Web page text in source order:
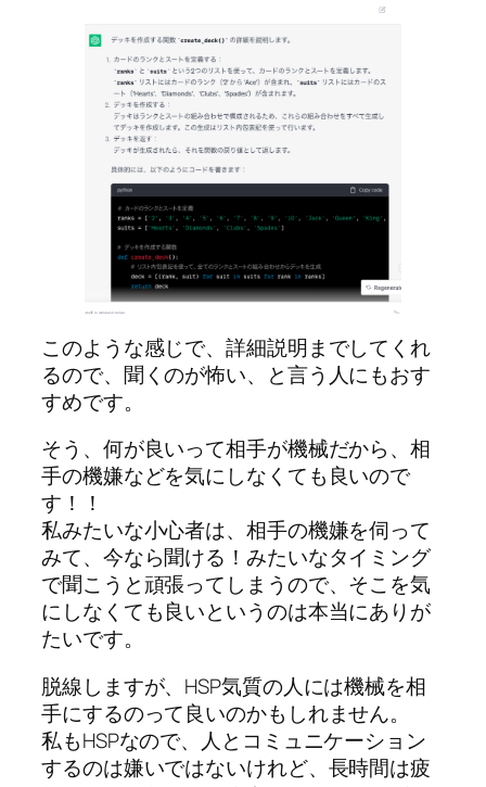
このような感じで、詳細説明までしてくれ
るので、聞くのが怖い、と言う人にもおす
すめです。
そう、何が良いって相手が機械だから、相
手の機嫌などを気にしなくても良いので
す！！
私みたいな小心者は、相手の機嫌を伺って
みて、今なら聞ける！みたいなタイミング
で聞こうと頑張ってしまうので、そこを気
にしなくても良いというのは本当にありが
たいです。
脱線しますが、HSP気質の人には機械を相
手にするのって良いのかもしれません。
私もHSPなので、人とコミュニケーション
するのは嫌いではないけれど、長時間は疲